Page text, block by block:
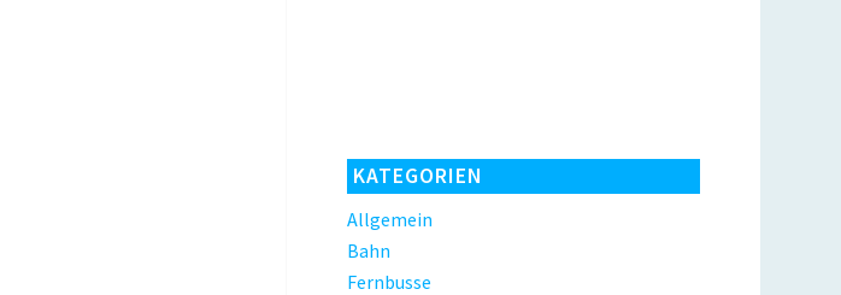
KATEGORIEN
Allgemein
Bahn
Fernbusse